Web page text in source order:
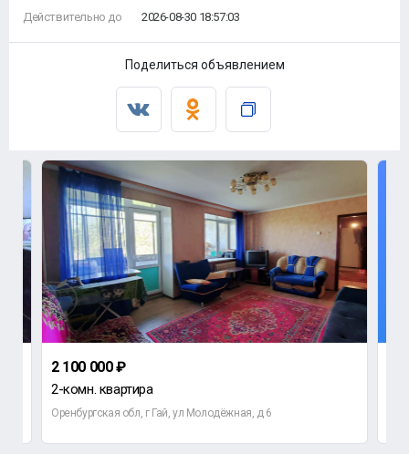
Действительно до
2026-08-30 18:57:03
Поделиться объявлением
2 100 000 ₽
2-комн. квартира
Оренбургская обл, г Гай, ул Молодёжная, д 6